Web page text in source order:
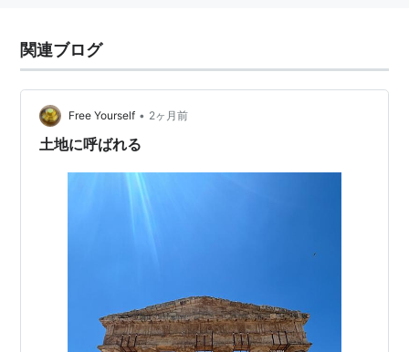
関連ブログ
Free Yourself • 2ヶ月前
土地に呼ばれる